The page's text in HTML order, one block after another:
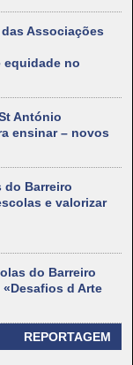
Associações
equidade no
António
ensinar – novos
do Barreiro
e valorizar
do Barreiro
d Arte
REPORTAGEM